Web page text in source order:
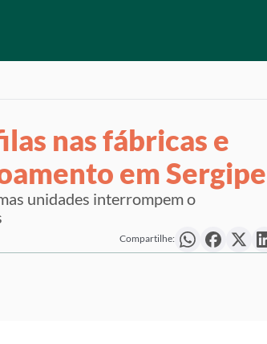
nas fábricas e
em Sergipe
unidades interrompem o
Compartilhe: